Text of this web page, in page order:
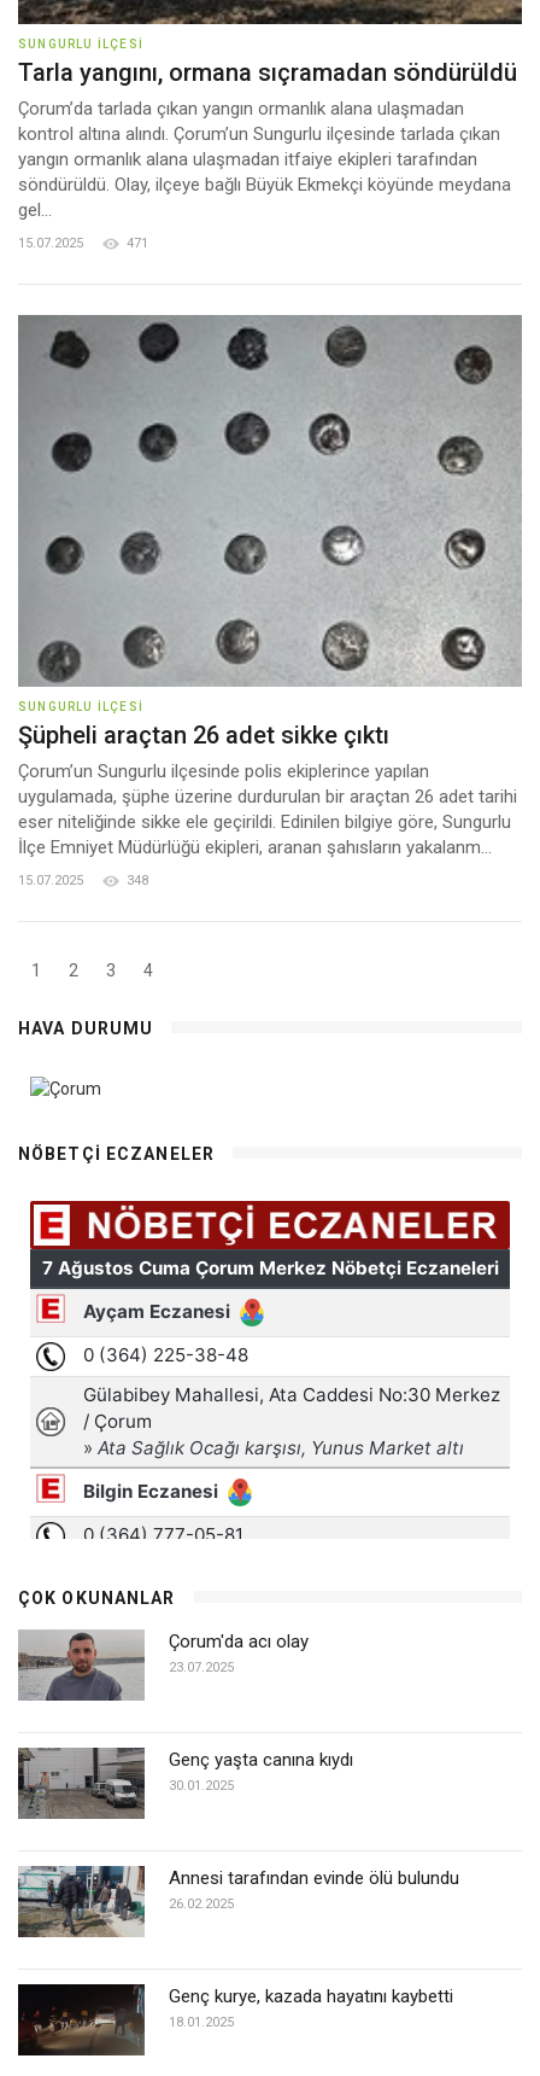
SUNGURLU İLÇESI
Tarla yangını, ormana sıçramadan söndürüldü
Çorum’da tarlada çıkan yangın ormanlık alana ulaşmadan
kontrol altına alındı. Çorum’un Sungurlu ilçesinde tarlada çıkan
yangın ormanlık alana ulaşmadan itfaiye ekipleri tarafından
söndürüldü. Olay, ilçeye bağlı Büyük Ekmekçi köyünde meydana
gel...
15.07.2025 471
SUNGURLU İLÇESI
Şüpheli araçtan 26 adet sikke çıktı
Çorum’un Sungurlu ilçesinde polis ekiplerince yapılan
uygulamada, şüphe üzerine durdurulan bir araçtan 26 adet tarihi
eser niteliğinde sikke ele geçirildi. Edinilen bilgiye göre, Sungurlu
İlçe Emniyet Müdürlüğü ekipleri, aranan şahısların yakalanm...
15.07.2025 348
1 2 3 4
HAVA DURUMU
NÖBETÇI ECZANELER
ÇOK OKUNANLAR
Çorum'da acı olay
23.07.2025
Genç yaşta canına kıydı
30.01.2025
Annesi tarafından evinde ölü bulundu
26.02.2025
Genç kurye, kazada hayatını kaybetti
18.01.2025